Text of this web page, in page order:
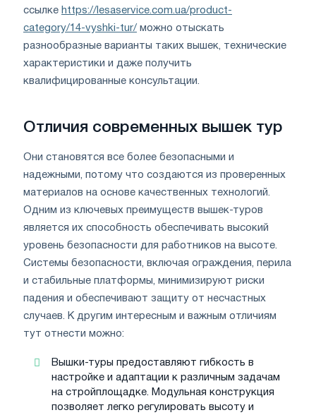
ссылке https://lesaservice.com.ua/product-
category/14-vyshki-tur/ можно отыскать
разнообразные варианты таких вышек, технические
характеристики и даже получить
квалифицированные консультации.
Отличия современных вышек тур
Они становятся все более безопасными и
надежными, потому что создаются из проверенных
материалов на основе качественных технологий.
Одним из ключевых преимуществ вышек-туров
является их способность обеспечивать высокий
уровень безопасности для работников на высоте.
Системы безопасности, включая ограждения, перила
и стабильные платформы, минимизируют риски
падения и обеспечивают защиту от несчастных
случаев. К другим интересным и важным отличиям
тут отнести можно:
Вышки-туры предоставляют гибкость в
настройке и адаптации к различным задачам
на стройплощадке. Модульная конструкция
позволяет легко регулировать высоту и